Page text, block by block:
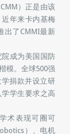
Model for
）正是由该
年来卡内基梅
了CMMI最新
成为美国国防
模。全球500强
捐款并设立研
学生要求之高
术表现可圈可